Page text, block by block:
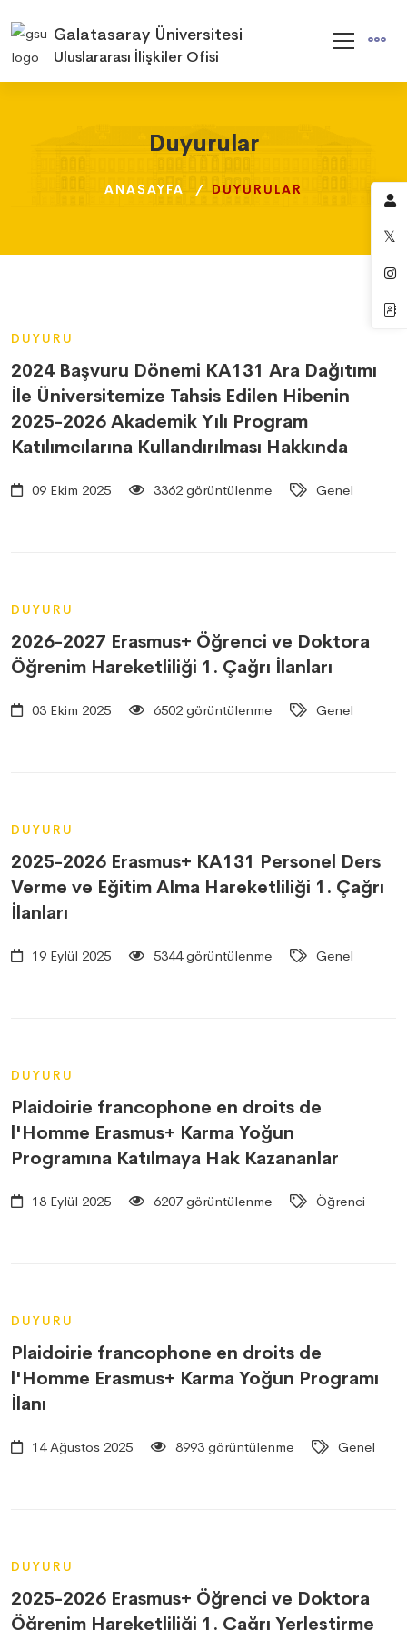
Galatasaray Üniversitesi
Uluslararası İlişkiler Ofisi
Duyurular
ANASAYFA DUYURULAR
Duyurular
ANASAYFA DUYURULAR
Duyurular
ANASAYFA DUYURULAR
DUYURU
2024 Başvuru Dönemi KA131 Ara Dağıtımı
İle Üniversitemize Tahsis Edilen Hibenin
2025-2026 Akademik Yılı Program
Katılımcılarına Kullandırılması Hakkında
09 Ekim 2025 3362 görüntülenme Genel
DUYURU
2026-2027 Erasmus+ Öğrenci ve Doktora
Öğrenim Hareketliliği 1. Çağrı İlanları
03 Ekim 2025 6502 görüntülenme Genel
DUYURU
2025-2026 Erasmus+ KA131 Personel Ders
Verme ve Eğitim Alma Hareketliliği 1. Çağrı
İlanları
19 Eylül 2025 5344 görüntülenme Genel
DUYURU
Plaidoirie francophone en droits de
l'Homme Erasmus+ Karma Yoğun
Programına Katılmaya Hak Kazananlar
18 Eylül 2025 6207 görüntülenme Öğrenci
DUYURU
Plaidoirie francophone en droits de
l'Homme Erasmus+ Karma Yoğun Programı
İlanı
14 Ağustos 2025 8993 görüntülenme Genel
DUYURU
2025-2026 Erasmus+ Öğrenci ve Doktora
Öğrenim Hareketliliği 1. Çağrı Yerleştirme